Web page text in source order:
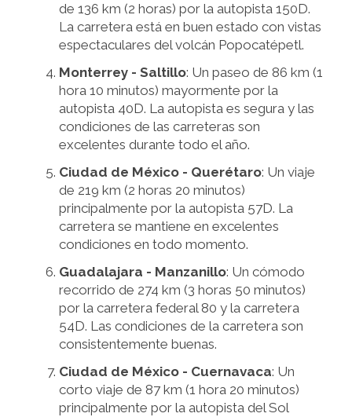
de 136 km (2 horas) por la autopista 150D.
La carretera está en buen estado con vistas
espectaculares del volcán Popocatépetl.
Monterrey - Saltillo: Un paseo de 86 km (1
hora 10 minutos) mayormente por la
autopista 40D. La autopista es segura y las
condiciones de las carreteras son
excelentes durante todo el año.
Ciudad de México - Querétaro: Un viaje
de 219 km (2 horas 20 minutos)
principalmente por la autopista 57D. La
carretera se mantiene en excelentes
condiciones en todo momento.
Guadalajara - Manzanillo: Un cómodo
recorrido de 274 km (3 horas 50 minutos)
por la carretera federal 80 y la carretera
54D. Las condiciones de la carretera son
consistentemente buenas.
Ciudad de México - Cuernavaca: Un
corto viaje de 87 km (1 hora 20 minutos)
principalmente por la autopista del Sol